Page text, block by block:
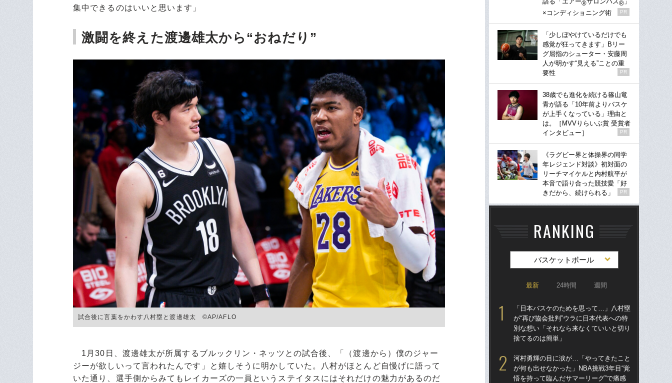
集中できるのはいいと思います」
激闘を終えた渡邊雄太から“おねだり”
試合後に言葉をかわす八村塁と渡邊雄太 ©︎AP/AFLO
1月30日、渡邊雄太が所属するブルックリン・ネッツとの試合後、「（渡邊から）僕のジャー
ジーが欲しいって言われたんです」と嬉しそうに明かしていた。八村がほとんど自慢げに語って
いた通り、選手側からみてもレイカーズの一員というステイタスにはそれだけの魅力があるのだ
® ®
×コンディショニング術
PR
「少しぼやけているだけでも
感覚が狂ってきます」Bリー
グ屈指のシューター・安藤周
人が明かす“見える”ことの重
要性
PR
38歳でも進化を続ける篠山竜
青が語る「10年前よりバスケ
が上手くなっている」理由と
は。［MVVりらいぶ賞 受賞者
インタビュー］
PR
《ラグビー界と体操界の同学
年レジェンド対談》初対面の
リーチマイケルと内村航平が
本音で語り合った競技愛「好
きだから、続けられる」
PR
RANKING
バスケットボール
最新 24時間 週間
「日本バスケのためを思って…」八村塁
が“再び協会批判”ウラに日本代表への特
別な想い「それなら来なくていいと切り
捨てるのは簡単」
河村勇輝の目に涙が…「やってきたこと
が何も出せなかった」NBA挑戦3年目“覚
悟を持って臨んだサマーリーグ”で痛感